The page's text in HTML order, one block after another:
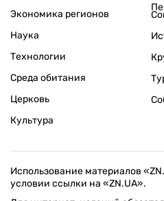
Экономика регионов
Наука
Технологии
Среда обитания
Церковь
Культура
Использование материалов
условии ссылки на «ZN.UA».